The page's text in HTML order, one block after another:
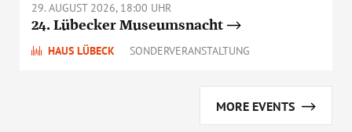
29. AUGUST 2026, 18:00 UHR
24. Lübecker Museumsnacht
HAUS LÜBECK SONDERVERANSTALTUNG
MORE EVENTS